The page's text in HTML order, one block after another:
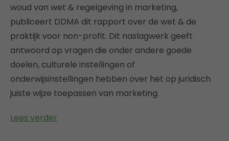
woud van wet & regelgeving in marketing,
publiceert DDMA dit rapport over de wet & de
praktijk voor non-profit. Dit naslagwerk geeft
antwoord op vragen die onder andere goede
doelen, culturele instellingen of
onderwijsinstellingen hebben over het op juridisch
juiste wijze toepassen van marketing.
Lees verder